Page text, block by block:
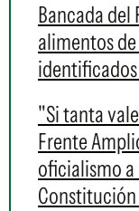
Bancada
alimentos
"Si tanta
Frente
oficialismo